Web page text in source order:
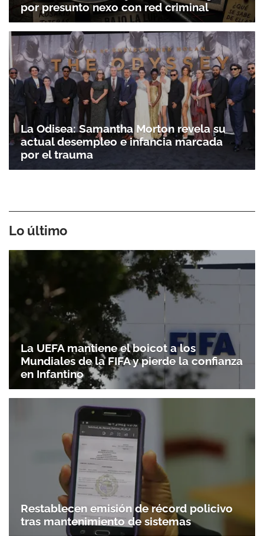
por presunto nexo con red criminal
La Odisea: Samantha Morton revela su
actual desempleo e infancia marcada
por el trauma
Lo último
La UEFA mantiene el boicot a los
Mundiales de la FIFA y pierde la confianza
en Infantino
Restablecen emisión de récord policivo
tras mantenimiento de sistemas